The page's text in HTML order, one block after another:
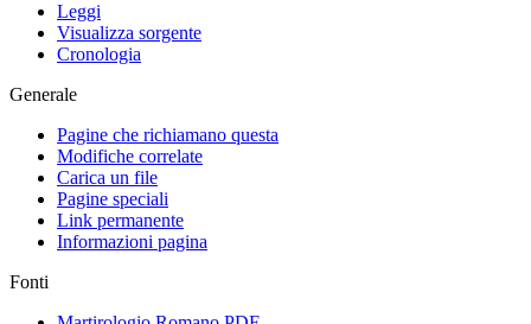
Leggi
Visualizza sorgente
Cronologia
Generale
Pagine che richiamano questa
Modifiche correlate
Carica un file
Pagine speciali
Link permanente
Informazioni pagina
Fonti